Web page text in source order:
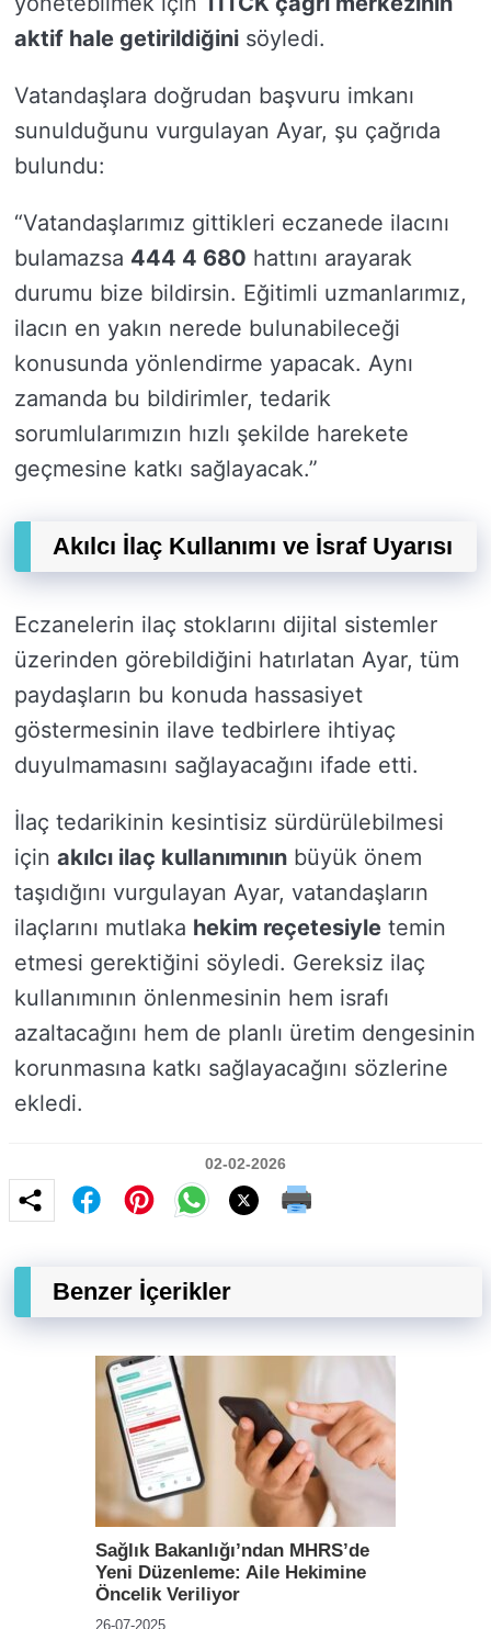
aktif hale getirildiğini söyledi.
Vatandaşlara doğrudan başvuru imkanı
sunulduğunu vurgulayan Ayar, şu çağrıda
bulundu:
“Vatandaşlarımız gittikleri eczanede ilacını
bulamazsa 444 4 680 hattını arayarak
durumu bize bildirsin. Eğitimli uzmanlarımız,
ilacın en yakın nerede bulunabileceği
konusunda yönlendirme yapacak. Aynı
zamanda bu bildirimler, tedarik
sorumlularımızın hızlı şekilde harekete
geçmesine katkı sağlayacak.”
Akılcı İlaç Kullanımı ve İsraf Uyarısı
Eczanelerin ilaç stoklarını dijital sistemler
üzerinden görebildiğini hatırlatan Ayar, tüm
paydaşların bu konuda hassasiyet
göstermesinin ilave tedbirlere ihtiyaç
duyulmamasını sağlayacağını ifade etti.
İlaç tedarikinin kesintisiz sürdürülebilmesi
için akılcı ilaç kullanımının büyük önem
taşıdığını vurgulayan Ayar, vatandaşların
ilaçlarını mutlaka hekim reçetesiyle temin
etmesi gerektiğini söyledi. Gereksiz ilaç
kullanımının önlenmesinin hem israfı
azaltacağını hem de planlı üretim dengesinin
korunmasına katkı sağlayacağını sözlerine
ekledi.
02-02-2026
Benzer İçerikler
Sağlık Bakanlığı’ndan MHRS’de
Yeni Düzenleme: Aile Hekimine
Öncelik Veriliyor
26-07-2025